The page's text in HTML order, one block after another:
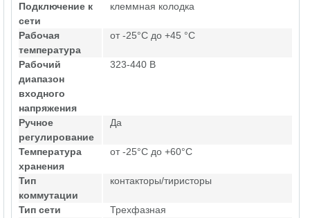
Подключение к
сети
клеммная колодка
Рабочая
температура
от -25°C до +45 °C
Рабочий
диапазон
входного
напряжения
323-440 В
Ручное
регулирование
Да
Температура
хранения
от -25°C до +60°C
Тип
коммутации
контакторы/тиристоры
Тип сети
Трехфазная